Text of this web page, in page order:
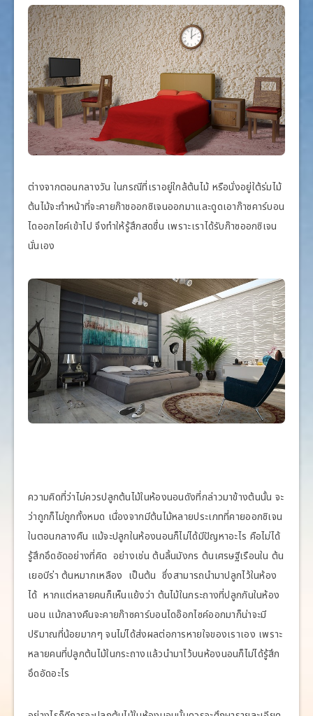
ต่างจากตอนกลางวัน ในกรณีที่เราอยู่ใกล้ต้นไม้ หรือนั่งอยู่ใต้ร่มไม้
ต้นไม้จะทำหน้าที่จะคายก๊าชออกซิเจนออกมาและดูดเอาก๊าซคาร์บอน
ไดออกไซค์เข้าไป จึงทำให้รู้สึกสดชื่น เพราะเราได้รับก๊าซออกซิเจน
นั่นเอง
ความคิดที่ว่าไม่ควรปลูกต้นไม้ในห้องนอนดังที่กล่าวมาข้างต้นนั้น จะ
ว่าถูกก็ไม่ถูกทั้งหมด เนื่องจากมีต้นไม้หลายประเภทที่คายออกซิเจน
ในตอนกลางคืน แม้จะปลูกในห้องนอนก็ไม่ได้มีปัญหาอะไร คือไม่ได้
รู้สึกอึดอัดอย่างที่คิด อย่างเช่น ต้นลิ้นมังกร ต้นเศรษฐีเรือนใน ต้น
เยอบีร่า ต้นหมากเหลือง เป็นต้น ซึ่งสามารถนำมาปลูกไว้ในห้อง
ได้ หากแต่หลายคนก็เห็นแย้งว่า ต้นไม้ในกระถางที่ปลูกกันในห้อง
นอน แม้กลางคืนจะคายก๊าซคาร์บอนไดอ๊อกไซค์ออกมาก็น่าจะมี
ปริมาณที่น้อยมากๆ จนไม่ได้ส่งผลต่อการหายใจของเราเอง เพราะ
หลายคนที่ปลูกต้นไม้ในกระถางแล้วนำมาไว้บนห้องนอนก็ไม่ได้รู้สึก
อึดอัดอะไร